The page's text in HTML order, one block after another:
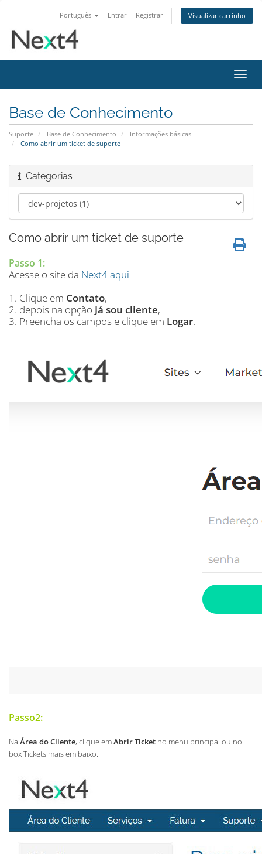
Português Entrar Registrar Visualizar carrinho
Base de Conhecimento
Suporte Base de Conhecimento
Informações básicas
Como abrir um ticket de suporte
Categorias
Como abrir um ticket de suporte
Passo 1:
Acesse o site da Next4 aqui
1. Clique em Contato,
2. depois na opção Já sou cliente,
3. Preencha os campos e clique em Logar.
Passo2:
Na Área do Cliente, clique emAbrir Ticket no menu principal ou no
box Tickets mais em baixo.